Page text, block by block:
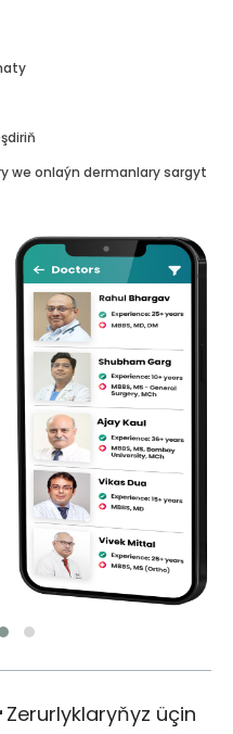
we onlaýn dermanlary sargyt
Zerurlyklaryňyz üçin